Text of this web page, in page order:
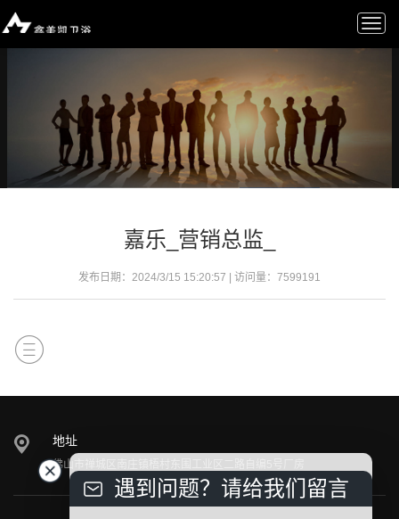
嘉乐_营销总监_
发布日期：2024/3/15 15:20:57 | 访问量： 7599191
地址
佛山市禅城区南庄镇梧村东围工业区二路自编5号厂房
遇到问题？请给我们留言